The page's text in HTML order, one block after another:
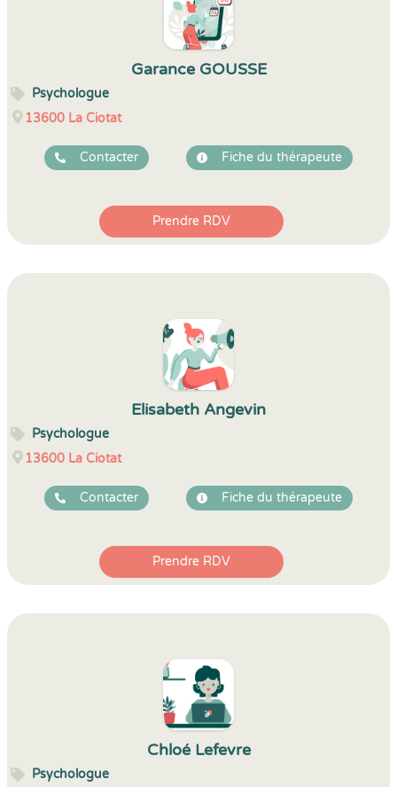
Garance GOUSSE
Psychologue
13600 La Ciotat
Contacter Fiche du thérapeute
Prendre RDV
Elisabeth Angevin
Psychologue
13600 La Ciotat
Contacter Fiche du thérapeute
Prendre RDV
Chloé Lefevre
Psychologue